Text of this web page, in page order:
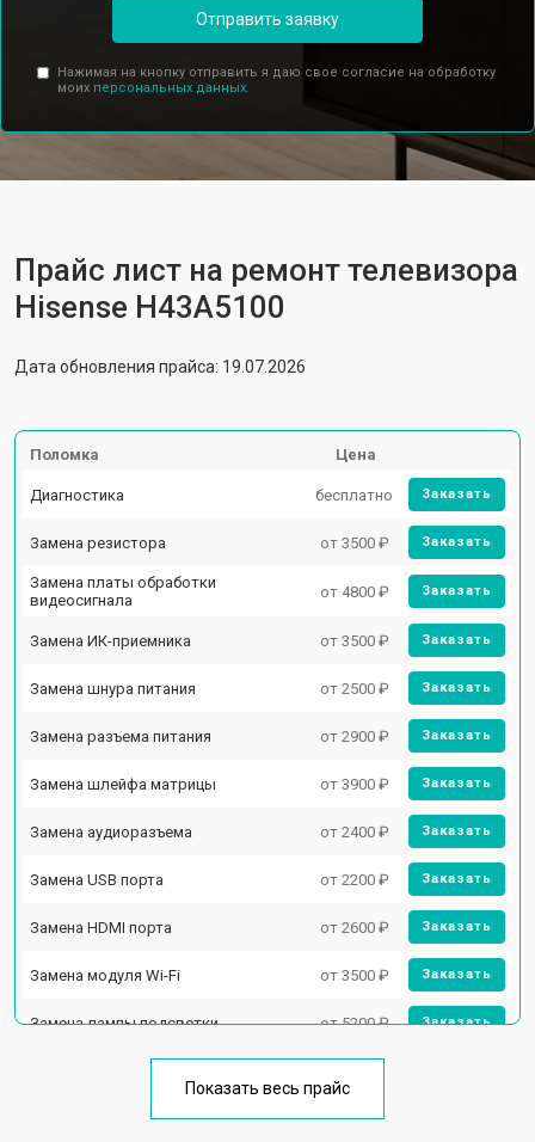
Отправить заявку
Нажимая на кнопку отправить я даю свое согласие на обработку
моих персональных данных.
Прайс лист на ремонт телевизора
Hisense H43A5100
Дата обновления прайса: 19.07.2026
Поломка Цена
Диагностика бесплатно Заказать
Замена резистора от 3500 ₽ Заказать
Замена платы обработки
видеосигнала
от 4800 ₽ Заказать
Замена ИК-приемника от 3500 ₽ Заказать
Замена шнура питания от 2500 ₽ Заказать
Замена разъема питания от 2900 ₽ Заказать
Замена шлейфа матрицы от 3900 ₽ Заказать
Замена аудиоразъема от 2400 ₽ Заказать
Замена USB порта от 2200 ₽ Заказать
Замена HDMI порта от 2600 ₽ Заказать
Замена модуля Wi-Fi от 3500 ₽ Заказать
Замена лампы подсветки от 5200 ₽ Заказать
Замена блока питания от 3700 ₽
Показать весь прайс